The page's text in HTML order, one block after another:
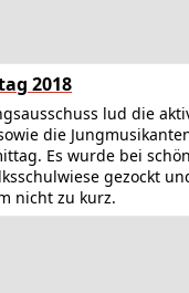
2018
lud die
die
Es wurde bei
gezockt
nicht zu kurz.